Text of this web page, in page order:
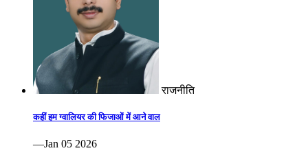
राजनीति
कहीं हम ग्वालियर की फिजाओं में आने वाल
—Jan 05 2026